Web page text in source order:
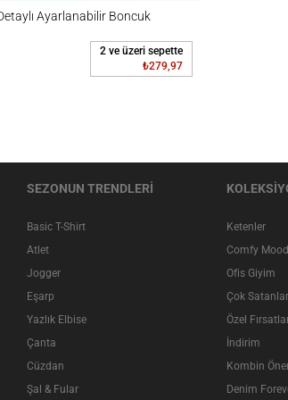
Ayarlanabilir Boncuk
2 ve üzeri sepette
₺279,97
SEZONUN TRENDLERİ
Basic T-Shirt
Atlet
Jogger
Eşarp
Yazlık Elbise
Çanta
Cüzdan
Şal & Fular
Ketenler
Comfy Mood
Ofis Giyim
Çok Satanlar
Özel
İndirim
Kombin
Denim